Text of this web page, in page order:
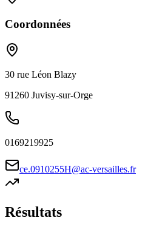
Coordonnées
30 rue Léon Blazy
91260 Juvisy-sur-Orge
0169219925
ce.0910255H@ac-versailles.fr
Résultats